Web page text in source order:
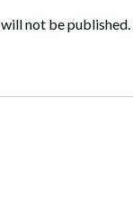
not be published.